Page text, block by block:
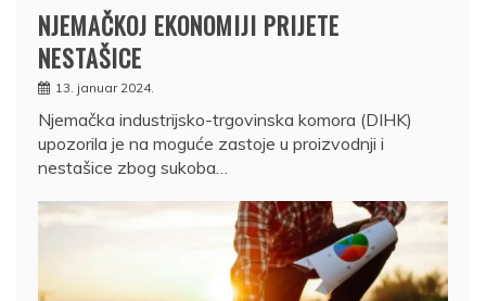
NJEMAČKOJ EKONOMIJI PRIJETE
NESTAŠICE
13. januar 2024.
Njemačka industrijsko-trgovinska komora (DIHK)
upozorila je na moguće zastoje u proizvodnji i
nestašice zbog sukoba…